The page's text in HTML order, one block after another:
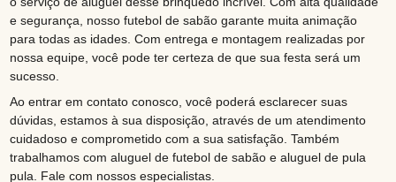
e segurança, nosso futebol de sabão garante muita animação
para todas as idades. Com entrega e montagem realizadas por
nossa equipe, você pode ter certeza de que sua festa será um
sucesso.
Ao entrar em contato conosco, você poderá esclarecer suas
dúvidas, estamos à sua disposição, através de um atendimento
cuidadoso e comprometido com a sua satisfação. Também
trabalhamos com aluguel de futebol de sabão e aluguel de pula
pula. Fale com nossos especialistas.